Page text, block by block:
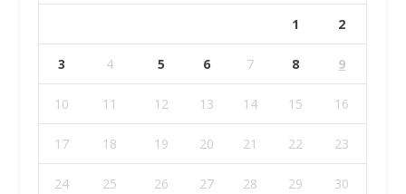
1 2
3 4 5 6 7 8 9
10 11 12 13 14 15 16
17 18 19 20 21 22 23
24 25 26 27 28 29 30